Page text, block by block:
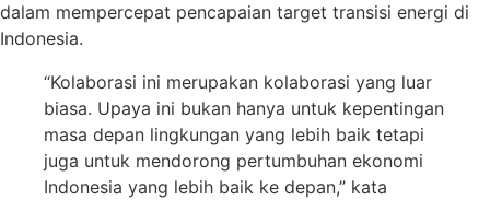
dalam mempercepat pencapaian target transisi energi di
Indonesia.
“Kolaborasi ini merupakan kolaborasi yang luar
biasa. Upaya ini bukan hanya untuk kepentingan
masa depan lingkungan yang lebih baik tetapi
juga untuk mendorong pertumbuhan ekonomi
Indonesia yang lebih baik ke depan,” kata